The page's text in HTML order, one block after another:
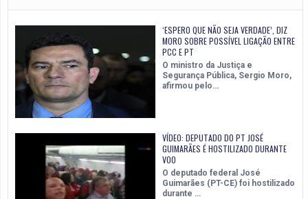
‘ESPERO QUE NÃO SEJA VERDADE’, DIZ
MORO SOBRE POSSÍVEL LIGAÇÃO ENTRE
PCC E PT
O ministro da Justiça e
Segurança Pública, Sergio Moro,
afirmou pelo…
VÍDEO: DEPUTADO DO PT JOSÉ
GUIMARÃES É HOSTILIZADO DURANTE
VOO
O deputado federal José
Guimarães (PT-CE) foi hostilizado
durante …